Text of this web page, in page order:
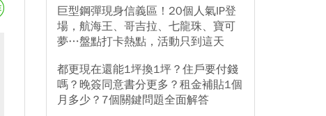
巨型鋼彈現身信義區！20個人氣IP登
場，航海王、哥吉拉、七龍珠、寶可
夢…盤點打卡熱點，活動只到這天
都更現在還能1坪換1坪？住戶要付錢
嗎？晚簽同意書分更多？租金補貼1個
月多少？7個關鍵問題全面解答